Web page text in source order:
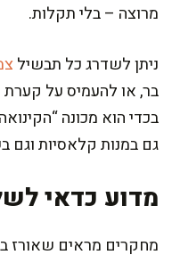
מרוצה – בלי תקלות.
ניתן לשדרג כל תבשיל
בר, או להעמיס על
בכדי הוא מכונה
גם במנות קלאסיות וגם
מדוע כדאי
מחקרים מראים שאורז